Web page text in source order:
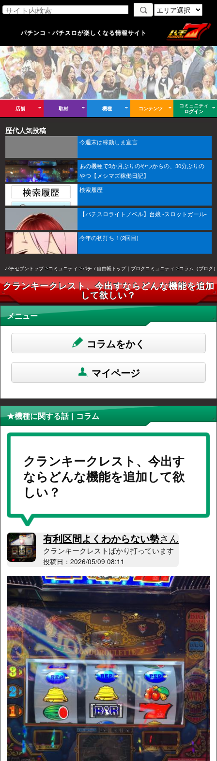
パチンコ・パチスロが楽しくなる情報サイト
店舗 取材 機種 コンテンツ
コミュニティ
ログイン
歴代人気投稿
今週末は稼動しま宣言
あの機種で3か月ぶりのやつからの、30分ぶりの
やつ【メシマズ稼働日記】
検索履歴
【パチスロライトノベル】台娘 -スロットガール-
今年の初打ち！(2回目)
パチセブントップ コミュニティ パチ７自由帳トップ｜ブログコミュニティ コラム（ブログ
クランキークレスト、今出すならどんな機能を追加
して欲しい？
メニュー
コラムをかく
マイページ
★機種に関する話 | コラム
クランキークレスト、今出す
ならどんな機能を追加して欲
しい？
有利区間よくわからない勢さん
クランキークレストばかり打っています
投稿日：2026/05/09 08:11